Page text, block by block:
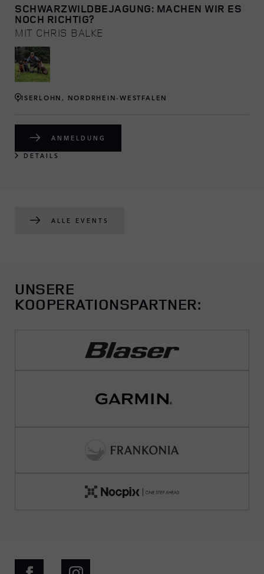
SCHWARZWILDBEJAGUNG: MACHEN WIR ES
NOCH RICHTIG?
MIT CHRIS BALKE
ISERLOHN, NORDRHEIN-WESTFALEN
ANMELDUNG
DETAILS
ALLE EVENTS
UNSERE
KOOPERATIONSPARTNER: